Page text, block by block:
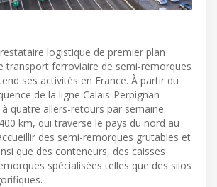
logistique de premier plan
transport ferroviaire de semi-remorques
ses activités en France. À partir du
de la ligne Calais-Perpignan
quatre allers-retours par semaine.
km, qui traverse le pays du nord au
des semi-remorques grutables et
que des conteneurs, des caisses
spécialisées telles que des silos